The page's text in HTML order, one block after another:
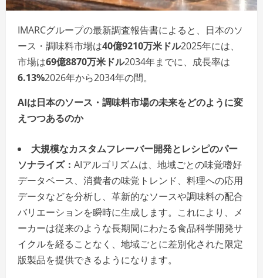
IMARCグループの最新調査報告書によると、日本のソ
ース・調味料市場は40億9210万米ドル2025年には、
市場は69億8870万米ドル2034年までに、成長率は
6.13%2026年から2034年の間。
AIは日本のソース・調味料市場の未来をどのように変
えつつあるのか
大規模なカスタムフレーバー開発とレシピのパー
ソナライズ： AIアルゴリズムは、地域ごとの味覚嗜好
データベース、消費者の味覚トレンド、料理への応用
データなどを分析し、革新的なソースや調味料の配合
バリエーションを瞬時に生成します。これにより、メ
ーカーは従来のような長期間にわたる食品科学開発サ
イクルを経ることなく、地域ごとに差別化された限定
版製品を提供できるようになります。